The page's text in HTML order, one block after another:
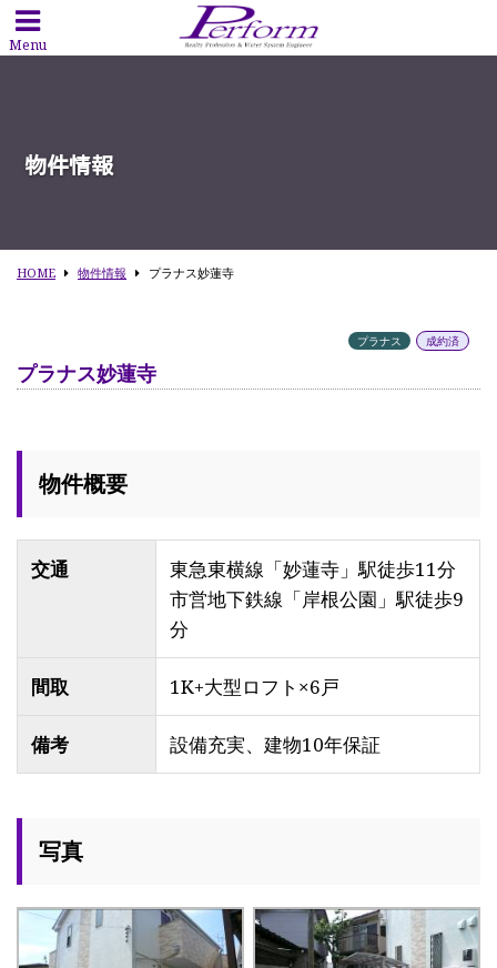
Menu
物件情報
HOME 物件情報 プラナス妙蓮寺
プラナス 成約済
プラナス妙蓮寺
物件概要
交通
東急東横線「妙蓮寺」駅徒歩11分
市営地下鉄線「岸根公園」駅徒歩9
分
間取 1K+大型ロフト×6戸
備考 設備充実、建物10年保証
写真